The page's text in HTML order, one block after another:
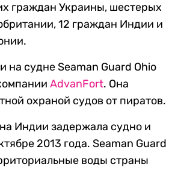
граждан Украины, шестерых
12 граждан Индии и
на судне Seaman Guard Ohio
AdvanFort. Она
охраной судов от пиратов.
Индии задержала судно и
2013 года. Seaman Guard
воды страны